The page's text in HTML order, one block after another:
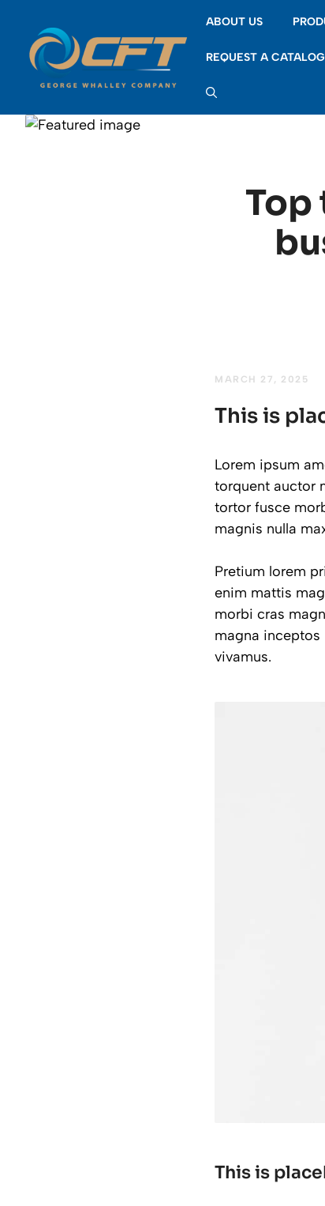
content
ABOUT US
REQUEST A CATALOG
MARCH 27, 2025
This is
Lorem ipsum
torquent auctor
tortor fusce
magnis nulla
Pretium lorem
enim mattis
morbi cras
magna
vivamus.
This is